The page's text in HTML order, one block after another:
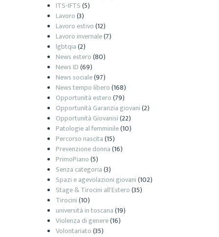
ITS-IFTS(5)
Lavoro(3)
Lavoro estivo(12)
Lavoro invernale(7)
lgbtqia(2)
News estero(80)
News ID(69)
News sociale(97)
News tempo libero(168)
Opportunità estero(79)
Opportunità Garanzia giovani(2)
Opportunità Giovanisì(22)
Patologie al femminile(10)
Percorso nascita(15)
Prevenzione donna(16)
PrimoPiano(5)
Senza categoria(3)
Spazi e agevolazioni giovani(102)
Stage & Tirocini all'Estero(35)
Tirocini(10)
università in toscana(19)
Violenza di genere(16)
Volontariato(35)